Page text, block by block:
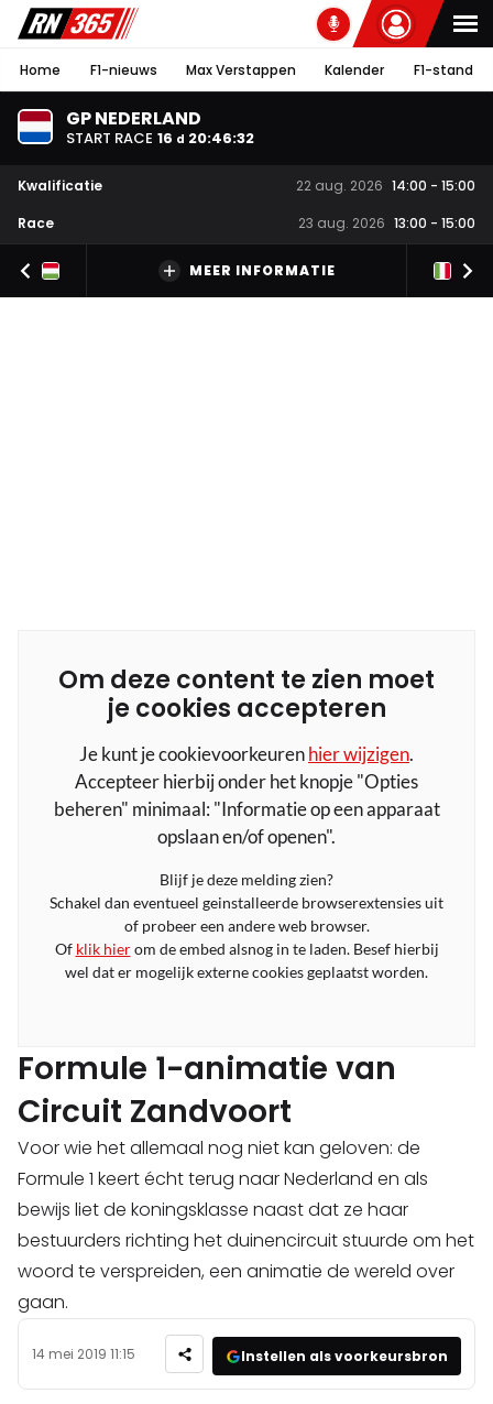
Home F1-nieuws Max Verstappen Kalender F1-stand
GP NEDERLAND
START RACE 16 d 20:46:31
Kwalificatie 22 aug. 2026 14:00 - 15:00
Race
23 aug. 2026 13:00 - 15:00
MEER INFORMATIE
Om deze content te zien moet
je cookies accepteren
Je kunt je cookievoorkeurenhier wijzigen.
Accepteer hierbij onder het knopje "Opties
beheren" minimaal: "Informatie op een apparaat
opslaan en/of openen".
Blijf je deze melding zien?
Schakel dan eventueel geinstalleerde browserextensies uit
of probeer een andere web browser.
Of klik hierom de embed alsnog in te laden. Besef hierbij
wel dat er mogelijk externe cookies geplaatst worden.
Formule 1-animatie van
Circuit Zandvoort
Voor wie het allemaal nog niet kan geloven: de
Formule 1 keert écht terug naar Nederland en als
bewijs liet de koningsklasse naast dat ze haar
bestuurders richting het duinencircuit stuurde om het
woord te verspreiden, een animatie de wereld over
gaan.
14 mei 2019 11:15 Instellen als voorkeursbron